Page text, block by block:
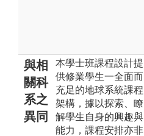
與相
關科
系之
異同
本學士班課程設計提
供修業學生一全面而
充足的地球系統課程
架構，據以探索、瞭
解學生自身的興趣與
能力，課程安排亦非